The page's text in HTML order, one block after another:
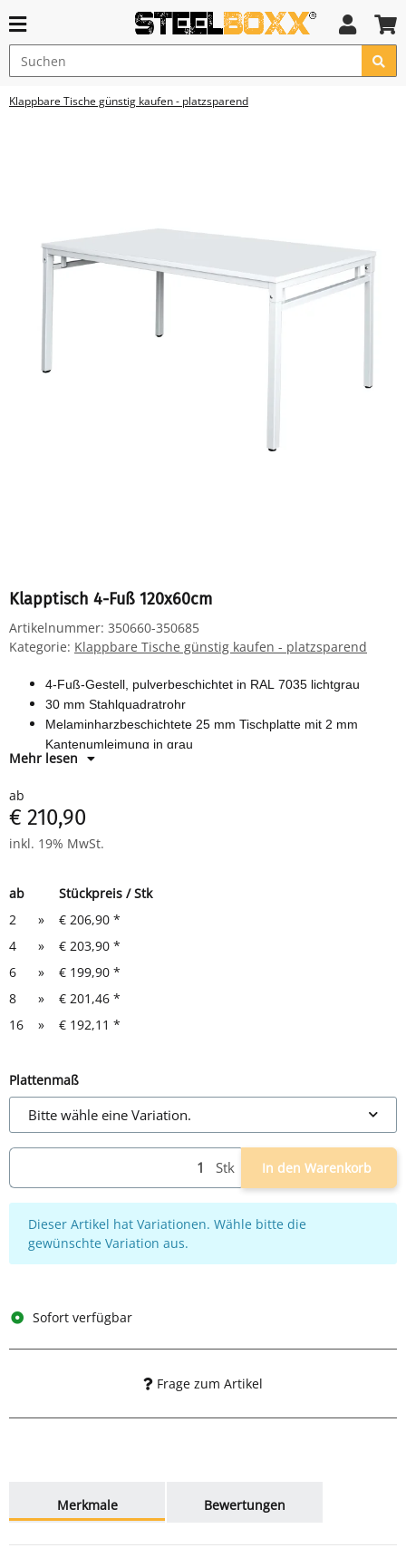
Klappbare Tische günstig kaufen - platzsparend
Klapptisch 4-Fuß 120x60cm
Artikelnummer: 350660-350685
Kategorie: Klappbare Tische günstig kaufen - platzsparend
4-Fuß-Gestell, pulverbeschichtet in RAL 7035 lichtgrau
30 mm Stahlquadratrohr
Melaminharzbeschichtete 25 mm Tischplatte mit 2 mm
Kantenumleimung in grau
Tischhöhe 750 mm nach EN-Norm 527-1
Mehr lesen
ab
€ 210,90
inkl. 19% MwSt.
ab
Stückpreis / Stk
2
» € 206,90 *
4
» € 203,90 *
6
» € 199,90 *
8
» € 201,46 *
16
» € 192,11 *
Plattenmaß
Bitte wähle eine Variation.
Stk In den Warenkorb
x
Dieser Artikel hat Variationen. Wähle bitte die
gewünschte Variation aus.
Sofort verfügbar
Frage zum Artikel
Merkmale
Bewertungen